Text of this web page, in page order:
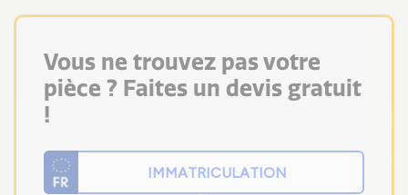
Vous ne trouvez pas votre
pièce ? Faites un devis gratuit
!